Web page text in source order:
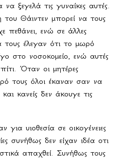
ξεγελά τις γυναίκες αυτές.
Θάιντεν μπορεί να τους
πεθάνει, ενώ σε άλλες
τους έλεγαν ότι το μωρό
στο νοσοκομείο, ενώ αυτές
Όταν οι μητέρες
τους όλοι έκαναν σαν να
κανείς δεν άκουγε τις
υιοθεσία σε οικογένειες
συνήθως δεν είχαν ιδέα οτι
απαχθεί. Συνήθως τους